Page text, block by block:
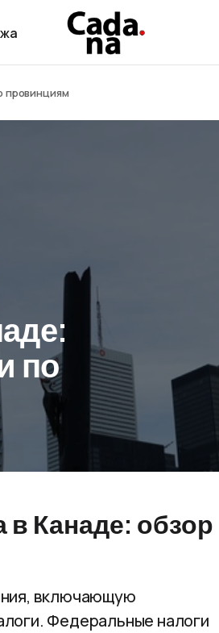
провинциям
по
в Канаде: обзор
включающую
Федеральные налоги